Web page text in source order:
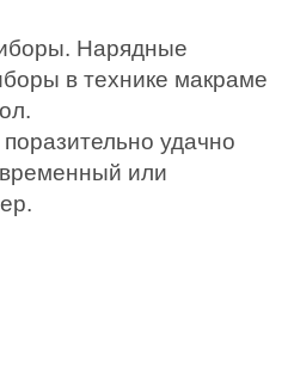
Нарядные
в технике макраме
удачно
или